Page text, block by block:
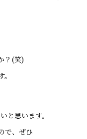
？(笑)
と思います。
で、ぜひ